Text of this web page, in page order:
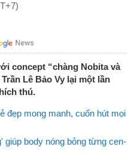
concept “chàng Nobita và
Lê Bảo Vy lại một lần
thú.
đẹp mong manh, cuốn hút mọi
giúp body nóng bỏng từng cen-